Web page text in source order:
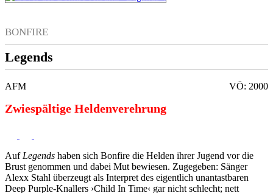
BONFIRE
Legends
AFM VÖ: 2000
Zwiespältige Heldenverehrung
Auf Legends haben sich Bonfire die Helden ihrer Jugend vor die
Brust genommen und dabei Mut bewiesen. Zugegeben: Sänger
Alexx Stahl überzeugt als Interpret des eigentlich unantastbaren
Deep Purple-Knallers ›Child In Time‹ gar nicht schlecht; nett